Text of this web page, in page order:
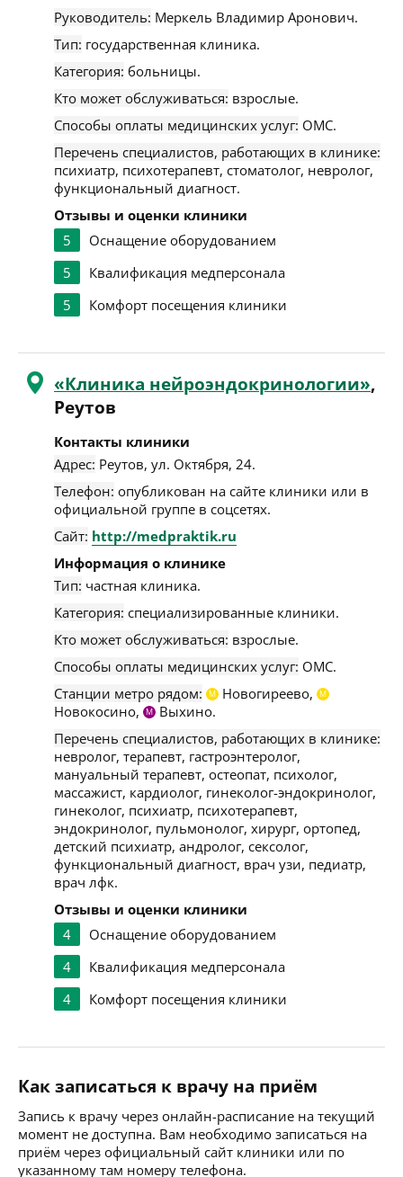
Руководитель: Меркель Владимир Аронович.
Тип: государственная клиника.
Категория: больницы.
Кто может обслуживаться: взрослые.
Способы оплаты медицинских услуг: ОМС.
Перечень специалистов, работающих в клинике:
психиатр, психотерапевт, стоматолог, невролог,
функциональный диагност.
Отзывы и оценки клиники
5
Оснащение оборудованием
5
Квалификация медперсонала
5
Комфорт посещения клиники
«Клиника нейроэндокринологии»,
Реутов
Контакты клиники
Адрес: Реутов, ул. Октября, 24.
Телефон: опубликован на сайте клиники или в
официальной группе в соцсетях.
Сайт: http://medpraktik.ru
Информация о клинике
Тип: частная клиника.
Категория: специализированные клиники.
Кто может обслуживаться: взрослые.
Способы оплаты медицинских услуг: ОМС.
Станции метро рядом:
М Новогиреево, М
Новокосино, М
Выхино.
Перечень специалистов, работающих в клинике:
невролог, терапевт, гастроэнтеролог,
мануальный терапевт, остеопат, психолог,
массажист, кардиолог, гинеколог-эндокринолог,
гинеколог, психиатр, психотерапевт,
эндокринолог, пульмонолог, хирург, ортопед,
детский психиатр, андролог, сексолог,
функциональный диагност, врач узи, педиатр,
врач лфк.
Отзывы и оценки клиники
4
Оснащение оборудованием
4
Квалификация медперсонала
4
Комфорт посещения клиники
Как записаться к врачу на приём
Запись к врачу через онлайн-расписание на текущий
момент не доступна. Вам необходимо записаться на
приём через официальный сайт клиники или по
указанному там номеру телефона.